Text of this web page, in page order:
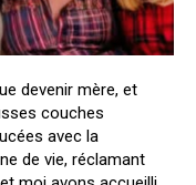
devenir mère, et
couches
avec la
de vie, réclamant